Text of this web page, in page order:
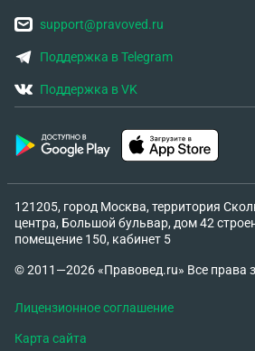
support@pravoved.ru
Поддержка в Telegram
Поддержка в VK
121205, город Москва, территория
центра, Большой бульвар, дом 42
помещение 150, кабинет 5
© 2011—2026 «Правовед.ru» Все
Лицензионное соглашение
Карта сайта